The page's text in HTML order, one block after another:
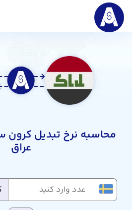
محاسبه نرخ تبدیل کرون
عراق